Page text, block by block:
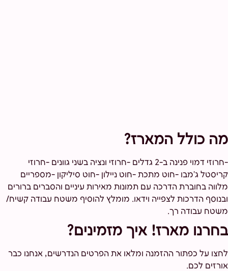
מה כולל המארז?
-חרוזי דמוי פנינה ב-2 גדלים -חרוזי ונציה בשני גוונים -חרוזי
קריסטל ג'מבו -חוט מתכת -חוט ניילון -חוט סיליקון -מספריים
מלווה בחוברת הדרכה עם תמונות מאירות עיניים והסברים ברורים
ובנוסף הדרכות לצפייה וידאו. מומלץ להוסיף משטח עבודה קשיח/
משטח עבודה רך.
בחרנו מארז! איך מזמינים?
לחצו על כפתור ההזמנה ומלאו את הפרטים הנדרשים, אנחנו כבר
אורזים לכם.